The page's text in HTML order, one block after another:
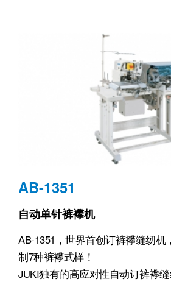
AB-1351
自动单针裤襻机
AB-1351，世界首创订裤襻缝纫机
制7种裤襻式样！
JUKI独有的高应对性自动订裤襻